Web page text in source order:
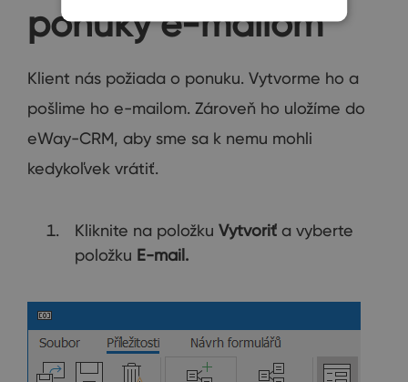
ponuky e-mailom
Klient nás požiada o ponuku. Vytvorme ho a
pošlime ho e-mailom. Zároveň ho uložíme do
eWay-CRM, aby sme sa k nemu mohli
kedykoľvek vrátiť.
Kliknite na položku Vytvoriť a vyberte
položku E-mail.